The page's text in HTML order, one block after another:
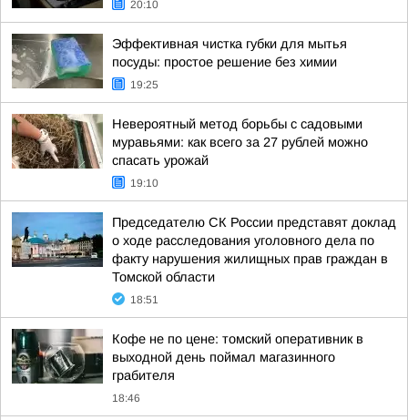
20:10
Эффективная чистка губки для мытья
посуды: простое решение без химии
19:25
Невероятный метод борьбы с садовыми
муравьями: как всего за 27 рублей можно
спасать урожай
19:10
Председателю СК России представят доклад
о ходе расследования уголовного дела по
факту нарушения жилищных прав граждан в
Томской области
18:51
Кофе не по цене: томский оперативник в
выходной день поймал магазинного
грабителя
18:46